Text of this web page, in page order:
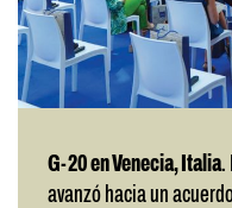
G-20 en Venecia, Italia.
avanzó hacia un